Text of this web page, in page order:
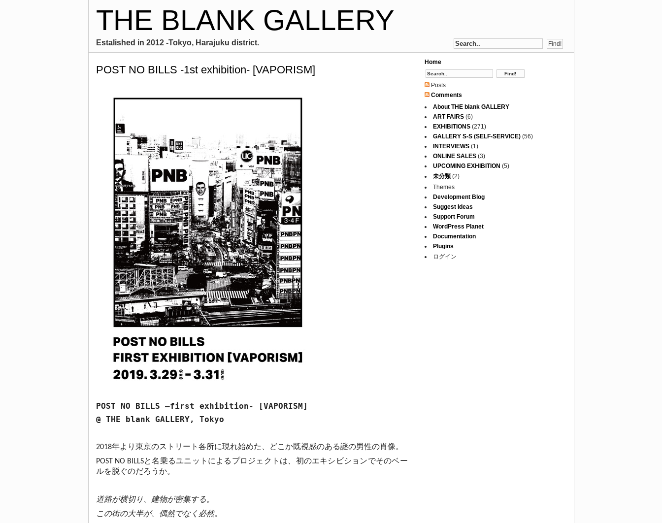
THE BLANK GALLERY
Estalished in 2012 -Tokyo, Harajuku district.
POST NO BILLS -1st exhibition- [VAPORISM]
POST NO BILLS –first exhibition- [VAPORISM]
@ THE blank GALLERY, Tokyo
2018年より東京のストリート各所に現れ始めた、どこか既視感のある謎の男性の肖像。
POST NO BILLSと名乗るユニットによるプロジェクトは、初のエキシビションでそのベー
ルを脱ぐのだろうか。
道路が横切り、建物が密集する。
この街の大半が、偶然でなく必然。
Home
Posts
Comments
About THE blank GALLERY
ART FAIRS(6)
EXHIBITIONS(271)
GALLERY S-S (SELF-SERVICE)(56)
INTERVIEWS(1)
ONLINE SALES(3)
UPCOMING EXHIBITION (5)
未分類(2)
Themes
Development Blog
Suggest Ideas
Support Forum
WordPress Planet
Documentation
Plugins
ログイン